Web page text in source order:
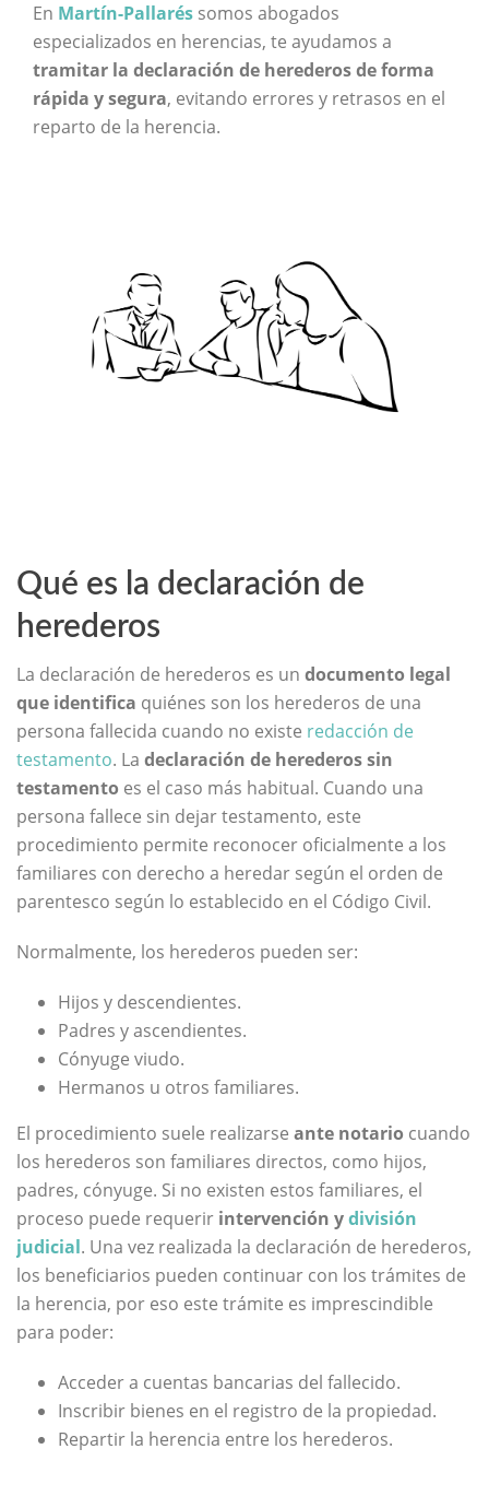
En Martín-Pallarés somos abogados
especializados en herencias, te ayudamos a
tramitar la declaración de herederos de forma
rápida y segura, evitando errores y retrasos en el
reparto de la herencia.
Qué es la declaración de
herederos
La declaración de herederos es un documento legal
que identifica quiénes son los herederos de una
persona fallecida cuando no existe redacción de
testamento. La declaración de herederos sin
testamento es el caso más habitual. Cuando una
persona fallece sin dejar testamento, este
procedimiento permite reconocer oficialmente a los
familiares con derecho a heredar según el orden de
parentesco según lo establecido en el Código Civil.
Normalmente, los herederos pueden ser:
Hijos y descendientes.
Padres y ascendientes.
Cónyuge viudo.
Hermanos u otros familiares.
El procedimiento suele realizarse ante notario cuando
los herederos son familiares directos, como hijos,
padres, cónyuge. Si no existen estos familiares, el
proceso puede requerir intervención ydivisión
judicial. Una vez realizada la declaración de herederos,
los beneficiarios pueden continuar con los trámites de
la herencia, por eso este trámite es imprescindible
para poder:
Acceder a cuentas bancarias del fallecido.
Inscribir bienes en el registro de la propiedad.
Repartir la herencia entre los herederos.